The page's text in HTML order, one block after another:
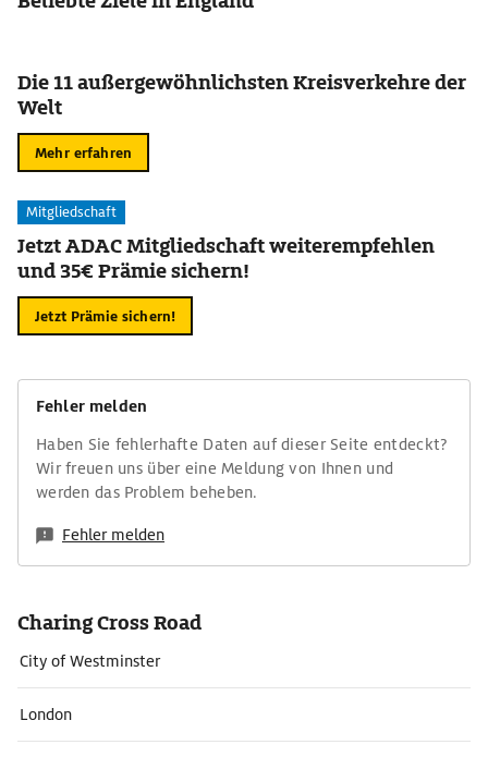
Die 11 außergewöhnlichsten Kreisverkehre der
Welt
Mehr erfahren
Mitgliedschaft
Jetzt ADAC Mitgliedschaft weiterempfehlen
und 35€ Prämie sichern!
Jetzt Prämie sichern!
Fehler melden
Haben Sie fehlerhafte Daten auf dieser Seite entdeckt?
Wir freuen uns über eine Meldung von Ihnen und
werden das Problem beheben.
Fehler melden
Charing Cross Road
City of Westminster
London